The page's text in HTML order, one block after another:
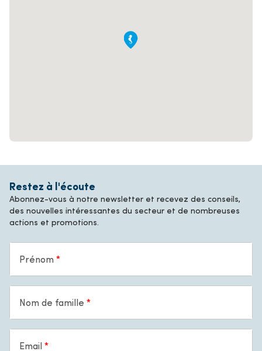
Restez à l'écoute
Abonnez-vous à notre newsletter et recevez des conseils,
des nouvelles intéressantes du secteur et de nombreuses
actions et promotions.
Prénom
Nom de famille
Email